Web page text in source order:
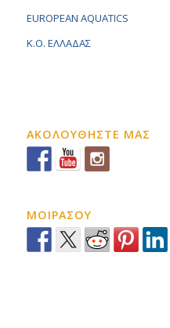
EUROPEAN AQUATICS
K.O. ΕΛΛΑΔΑΣ
ΑΚΟΛΟΥΘΗΣΤΕ ΜΑΣ
ΜΟΙΡΑΣΟΥ